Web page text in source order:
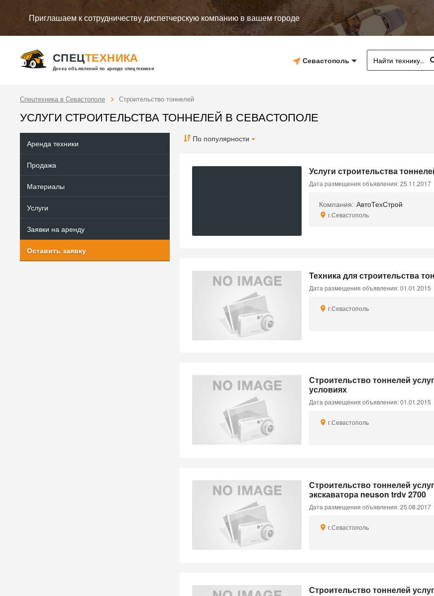
Приглашаем к сотрудничеству диспетчерскую компанию в вашем городе
СПЕЦТЕХНИКА
Доска объявлений по аренде спецтехники
Севастополь
Спецтехника в Севастополе Строительство тоннелей
УСЛУГИ СТРОИТЕЛЬСТВА ТОННЕЛЕЙ В СЕВАСТОПОЛЕ
Аренда техники
Продажа
Материалы
Услуги
Заявки на аренду
Оставить заявку
По популярности
Услуги строительства
Дата размещения объявления: 25.11.2017
Компания: АвтоТехСтрой
г.Севастополь
Техника для строительства
Дата размещения объявления: 01.01.2015
г.Севастополь
Строительство тоннелей
условиях
Дата размещения объявления: 01.01.2015
г.Севастополь
Строительство тоннелей
экскаватора neuson trdv 2700
Дата размещения объявления: 25.08.2017
г.Севастополь
Строительство тоннелей